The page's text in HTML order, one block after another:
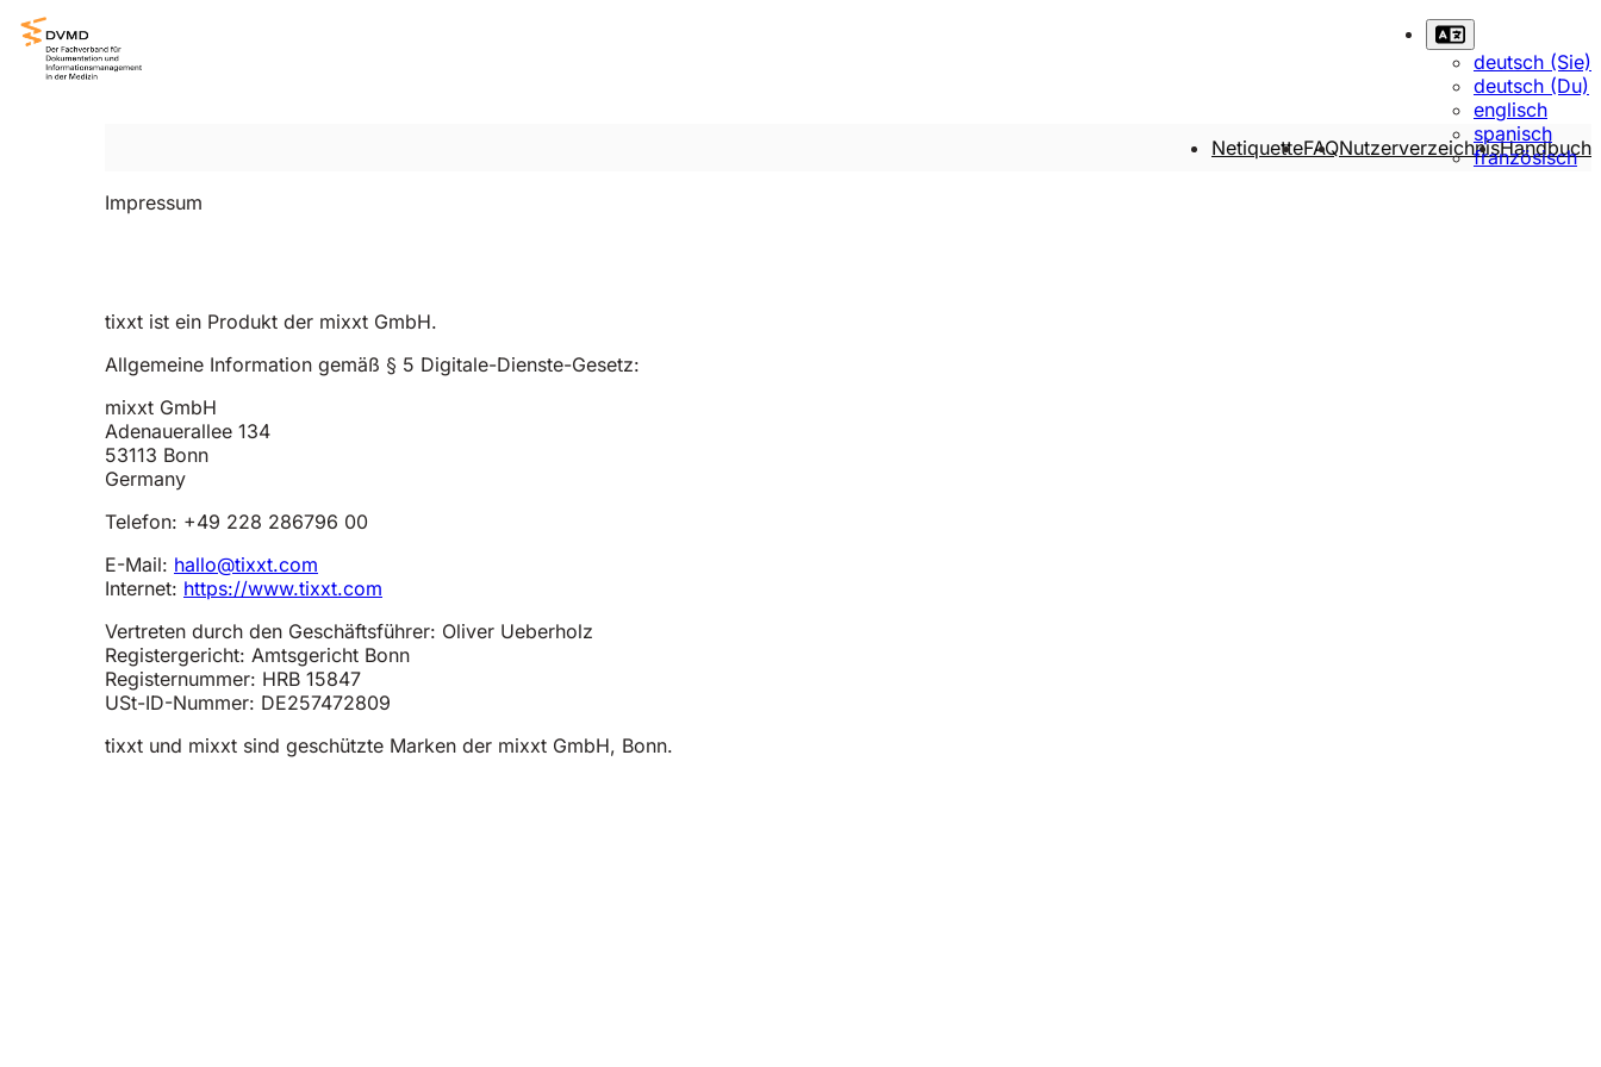
deutsch (Sie)
deutsch (Du)
englisch
spanisch
französisch
NetiquetteFAQNutzerverzeichnisHandbuch
Impressum
tixxt ist ein Produkt der mixxt GmbH.
Allgemeine Information gemäß § 5 Digitale-Dienste-Gesetz:
mixxt GmbH
Adenauerallee 134
53113 Bonn
Germany
Telefon: +49 228 286796 00
E-Mail: hallo@tixxt.com
Internet: https://www.tixxt.com
Vertreten durch den Geschäftsführer: Oliver Ueberholz
Registergericht: Amtsgericht Bonn
Registernummer: HRB 15847
USt-ID-Nummer: DE257472809
tixxt und mixxt sind geschützte Marken der mixxt GmbH, Bonn.